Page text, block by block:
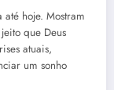
hoje. Mostram
que Deus
atuais,
um sonho